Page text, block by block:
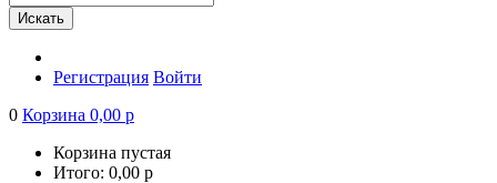
Искать
Регистрация Войти
0 Корзина 0,00 р
Корзина пустая
Итого: 0,00 р